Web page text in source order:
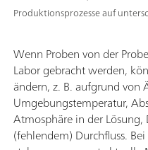
Produktionsprozesse auf
Wenn Proben von der
Labor gebracht werden,
ändern, z. B. aufgrund von
Umgebungstemperatur,
Atmosphäre in der
(fehlendem) Durchfluss.